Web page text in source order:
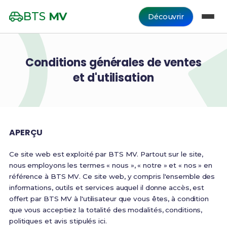
BTS MV Découvrir
Conditions générales de ventes
et d'utilisation
APERÇU
Ce site web est exploité par BTS MV. Partout sur le site,
nous employons les termes « nous », « notre » et « nos » en
référence à BTS MV. Ce site web, y compris l'ensemble des
informations, outils et services auquel il donne accès, est
offert par BTS MV à l'utilisateur que vous êtes, à condition
que vous acceptiez la totalité des modalités, conditions,
politiques et avis stipulés ici.